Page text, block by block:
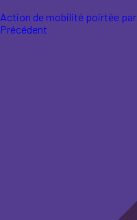
Action de mobilité poirtée
Précédent